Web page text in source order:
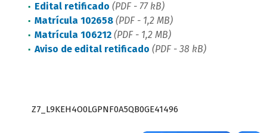
Edital retificado (PDF - 77 kB)
Matrícula 102658 (PDF - 1,2 MB)
Matrícula 106212 (PDF - 1,2 MB)
Aviso de edital retificado (PDF - 38 kB)
Z7_L9KEH4O0LGPNF0A5QB0GE41496